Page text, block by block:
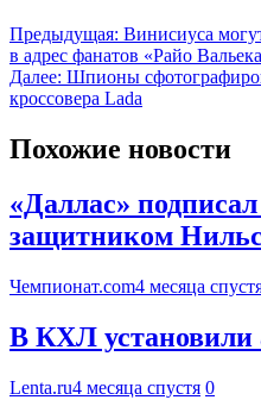
Предыдущая: Винисиуса
в адрес фанатов «Райо
Далее: Шпионы
кроссовера Lada
Похожие новости
«Даллас»
защитником
Чемпионат.com4 месяца
В КХЛ установили
Lenta.ru4 месяца спустя 0